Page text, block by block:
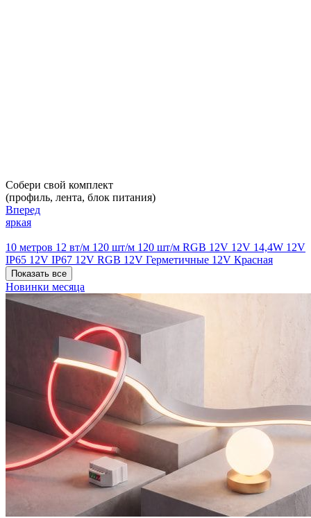
Собери свой комплект
(профиль, лента, блок питания)
Вперед
яркая
10 метров 12 вт/м 120 шт/м 120 шт/м RGB 12V 12V 14,4W 12V
IP65 12V IP67 12V RGB 12V Герметичные 12V Красная
Показать все
Новинки месяца